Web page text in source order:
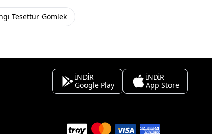
Tesettür Gömlek
İNDİR
Google Play
İNDİR
App Store